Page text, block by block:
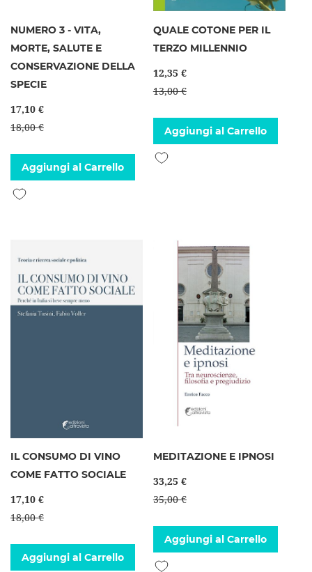
NUMERO 3 - VITA,
MORTE, SALUTE E
CONSERVAZIONE DELLA
SPECIE
17,10 €
18,00 €
Aggiungi al Carrello
Aggiungi alla lista desideri
QUALE COTONE PER IL
TERZO MILLENNIO
12,35 €
13,00 €
Aggiungi al Carrello
Aggiungi alla lista desideri
IL CONSUMO DI VINO
COME FATTO SOCIALE
17,10 €
18,00 €
Aggiungi al Carrello
MEDITAZIONE E IPNOSI
33,25 €
35,00 €
Aggiungi al Carrello
Aggiungi alla lista desideri